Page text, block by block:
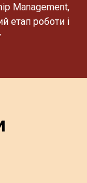
Management,
етап роботи і